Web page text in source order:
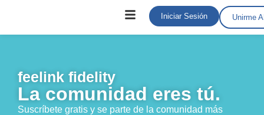
Iniciar Sesión Unirme
feelink fidelity
La comunidad eres tú.
Suscríbete gratis y se parte de la comunidad más